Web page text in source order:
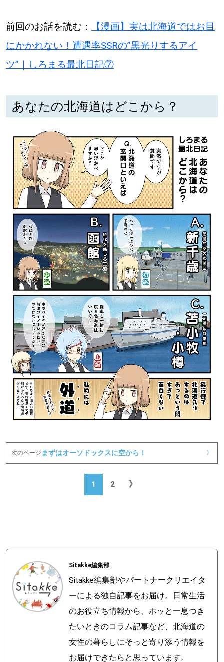
北海道で暮らす、あなたとつくる、
明日への”きっかけ”WEBマガジン
パートナーメディア Sitakkeパートナー
運営会社 広告掲載
情報提供・お問い合わせ 利用規約
プライバシーポリシー
閉じる
【道東のお気に入りを見つけたい】
前回のお話を読む：
【漫画】実は北海道ではお目
にかかれない！遭遇率SSRの”黒光りするアイ
ツ”｜しろまる最北日記⑦
あなたの北海道はどこから？
次のページ まずはオーソドックスに空から！ 》
1 2 》
Sitakke編集部
Sitakke編集部やパートナークリエイタ
ーによる独自記事をお届け。日常生活
のお役立ち情報から、ホッと一息つき
たいときのコラム記事など、北海道の
女性の暮らしにそっと寄り添う情報を
お届けできたらと思っています。